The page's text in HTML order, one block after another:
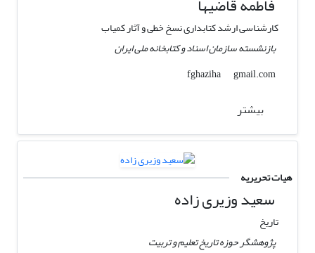
کارشناسی ارشد کتابداری نسخ خطی و آثار کمیاب
بازنشسته سازمان اسناد و کتابخانه ملی ایران
fghaziha
gmail.com
بیشتر
هیات تحریریه
سعید وزیری زاده
تاریخ
پژوهشگر حوزه تاریخ تعلیم و تربیت